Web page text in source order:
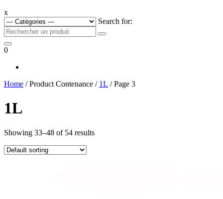
x
Search for:
0
Home / Product Contenance / 1L / Page 3
1L
Showing 33–48 of 54 results